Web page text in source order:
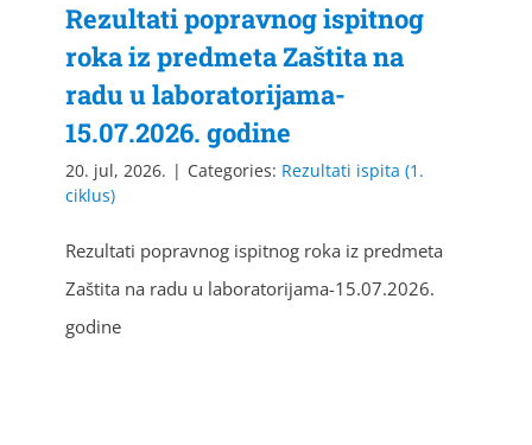
Rezultati popravnog ispitnog
roka iz predmeta Zaštita na
radu u laboratorijama-
15.07.2026. godine
20. jul, 2026. | Categories: Rezultati ispita (1.
ciklus)
Rezultati popravnog ispitnog roka iz predmeta
Zaštita na radu u laboratorijama-15.07.2026.
godine